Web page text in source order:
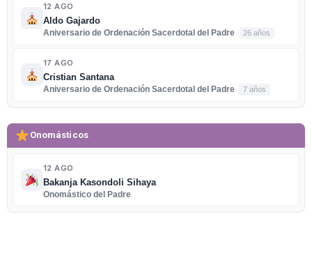
12 AGO
Aldo Gajardo
Aniversario de Ordenación Sacerdotal del Padre
26 años
17 AGO
Cristian Santana
Aniversario de Ordenación Sacerdotal del Padre
7 años
Onomásticos
12 AGO
Bakanja Kasondoli Sihaya
Onomástico del Padre